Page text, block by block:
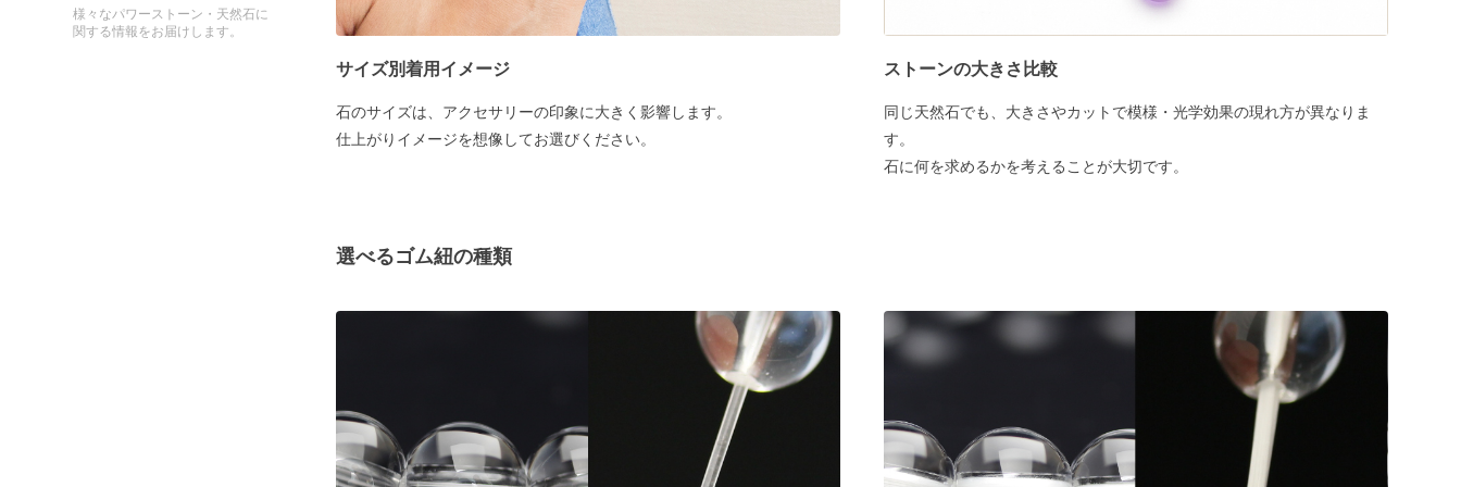
様々なパワーストーン・天然石に
関する情報をお届けします。
サイズ別着用イメージ
石のサイズは、アクセサリーの印象に大きく影響します。
仕上がりイメージを想像してお選びください。
ストーンの大きさ比較
同じ天然石でも、大きさやカットで模様・光学効果の現れ方が異なりま
す。
石に何を求めるかを考えることが大切です。
選べるゴム紐の種類